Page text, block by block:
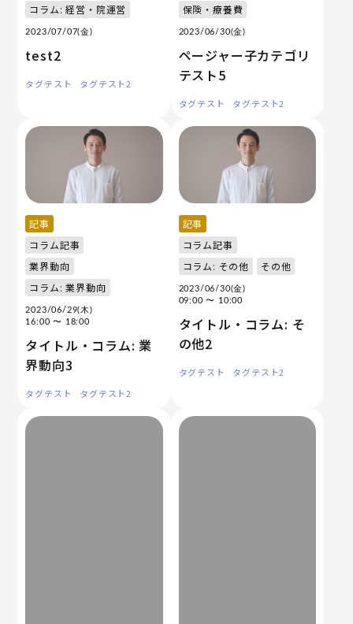
コラム: 経営・院運営
2023/07/07(金)
test2
タグテスト タグテスト2
保険・療養費
2023/06/30(金)
ページャー子カテゴリ
テスト5
タグテスト タグテスト2
記事
コラム記事
業界動向
コラム: 業界動向
2023/06/29(木)
16:00〜 18:00
タイトル・コラム: 業
界動向3
タグテスト タグテスト2
記事
コラム記事
コラム: その他
その他
2023/06/30(金)
09:00〜 10:00
タイトル・コラム: そ
の他2
タグテスト タグテスト2